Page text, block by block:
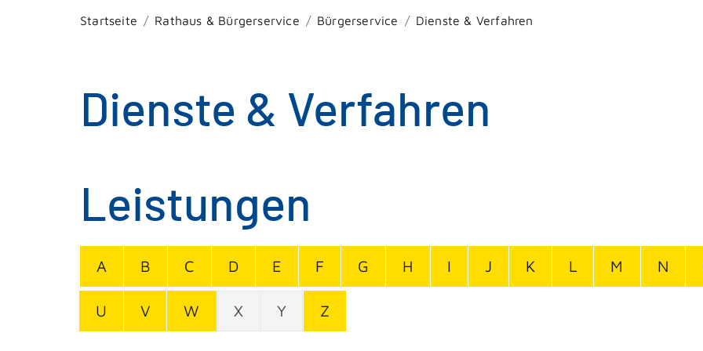
Startseite Rathaus & Bürgerservice Bürgerservice Dienste & Verfahren
Dienste & Verfahren
Leistungen
A B C D E F G H I J K L M N
U V W X Y Z